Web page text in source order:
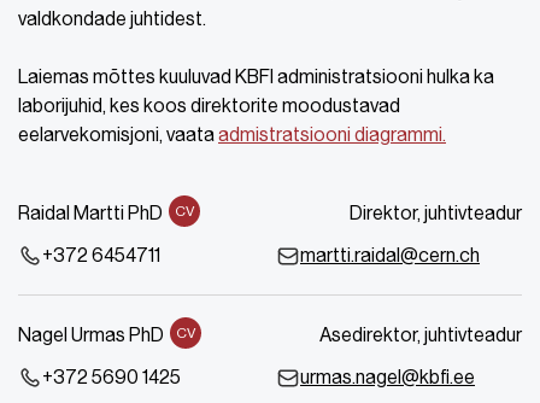
valdkondade juhtidest.
Laiemas mõttes kuuluvad KBFI administratsiooni hulka ka
laborijuhid, kes koos direktorite moodustavad
eelarvekomisjoni, vaataadmistratsiooni diagrammi.
Raidal Martti PhD CV
Direktor, juhtivteadur
+372 6454711
martti.raidal@cern.ch
Nagel Urmas PhD CV
Asedirektor, juhtivteadur
+372 5690 1425
urmas.nagel@kbfi.ee